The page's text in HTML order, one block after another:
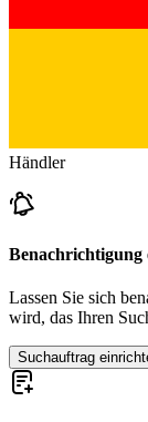
Händler
Benachrichtigung
Lassen Sie sich
wird, das Ihren
Suchauftrag